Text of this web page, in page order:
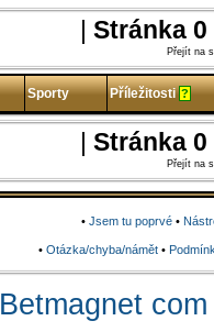
| Stránka 0
Přejít na
Sporty Příležitosti ?
| Stránka 0
Přejít na
• Jsem tu poprvé •
• Otázka/chyba/námět•
Betmagnet